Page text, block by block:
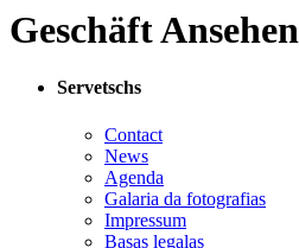
Geschäft Ansehen
Servetschs
Contact
News
Agenda
Galaria da fotografias
Impressum
Basas legalas